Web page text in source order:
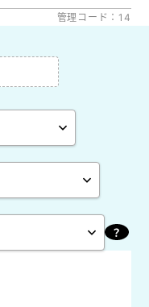
管理コード：14